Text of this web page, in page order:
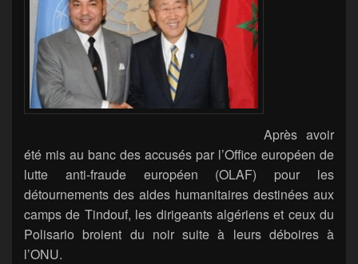
Après avoir
été mis au banc des accusés par l’Office européen de
lutte anti-fraude européen (OLAF) pour les
détournements des aides humanitaires destinées aux
camps de Tindouf, les dirigeants algériens et ceux du
Polisario broient du noir suite à leurs déboires à
l’ONU.